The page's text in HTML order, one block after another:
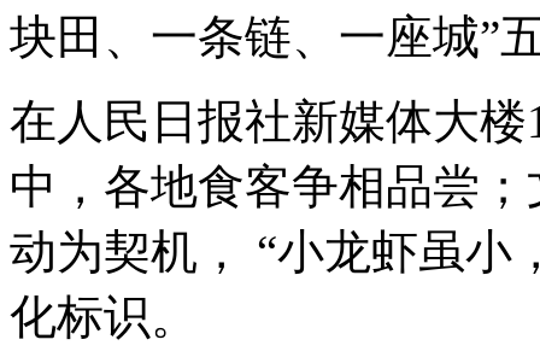
块田、一条链、一座城”
在人民日报社新媒体大
中，各地食客争相品尝
动为契机， “小龙虾虽小
化标识。